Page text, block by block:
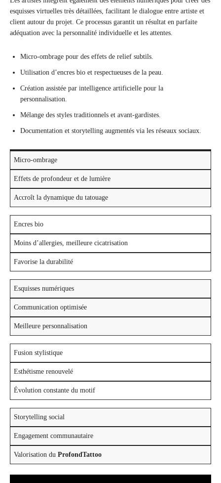
esquisses virtuelles très détaillées, facilitant le dialogue entre artiste et
client autour du projet. Ce processus garantit un résultat en parfaite
adéquation avec la personnalité individuelle et les attentes.
Micro-ombrage pour des effets de relief subtils.
Utilisation d’encres bio et respectueuses de la peau.
Création assistée par intelligence artificielle pour la
personnalisation.
Mélange des styles traditionnels et avant-gardistes.
Documentation et storytelling augmentés via les réseaux sociaux.
Micro-ombrage
Effets de profondeur et de lumière
Accroît la dynamique du tatouage
Encres bio
Moins d’allergies, meilleure cicatrisation
Favorise la durabilité
Esquisses numériques
Communication optimisée
Meilleure personnalisation
Fusion stylistique
Esthétisme renouvelé
Évolution constante du motif
Storytelling social
Engagement communautaire
Valorisation du ProfondTattoo